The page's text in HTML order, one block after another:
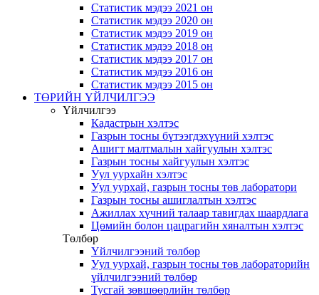
Статистик мэдээ 2021 он
Статистик мэдээ 2020 он
Статистик мэдээ 2019 он
Статистик мэдээ 2018 он
Статистик мэдээ 2017 он
Статистик мэдээ 2016 он
Статистик мэдээ 2015 он
ТӨРИЙН ҮЙЛЧИЛГЭЭ
Үйлчилгээ
Кадастрын хэлтэс
Газрын тосны бүтээгдэхүүний хэлтэс
Ашигт малтмалын хайгуулын хэлтэс
Газрын тосны хайгуулын хэлтэс
Уул уурхайн хэлтэс
Уул уурхай, газрын тосны төв лаборатори
Газрын тосны ашиглалтын хэлтэс
Ажиллах хүчний талаар тавигдах шаардлага
Цөмийн болон цацрагийн хяналтын хэлтэс
Төлбөр
Үйлчилгээний төлбөр
Уул уурхай, газрын тосны төв лабораторийн
үйлчилгээний төлбөр
Тусгай зөвшөөрлийн төлбөр